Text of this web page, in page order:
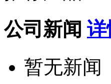
公司新闻 详
暂无新闻